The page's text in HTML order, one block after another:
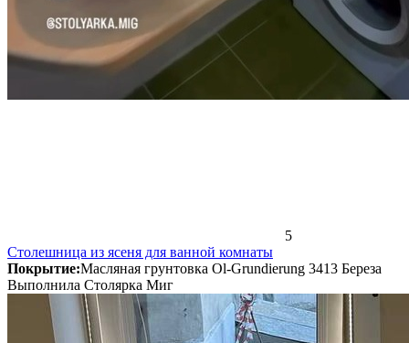
5
Столешница из ясеня для ванной комнаты
Покрытие:Масляная грунтовка Ol-Grundierung 3413 Береза
Выполнила Столярка Миг